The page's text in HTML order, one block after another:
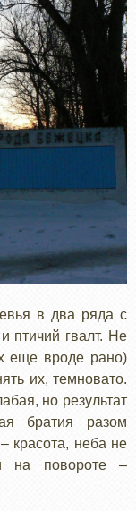
в два ряда с
птичий гвалт. Не
еще вроде рано)
их, темновато.
но результат
братия разом
красота, неба не
на повороте –